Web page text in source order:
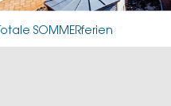
Totale SOMMERferien